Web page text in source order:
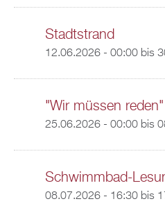
Stadtstrand
12.06.2026 - 00:00bis
"Wir müssen
25.06.2026 - 00:00bis
Schwimmbad-
08.07.2026 - 16:30bis